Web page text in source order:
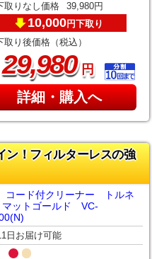
取りなし価格 39,980円
10,000円下取り
下取り後価格（税込）
29,980円
詳細・購入へ
ン！フィルターレスの強
ード付クリーナー トルネ
ットゴールド VC-
日お届け可能